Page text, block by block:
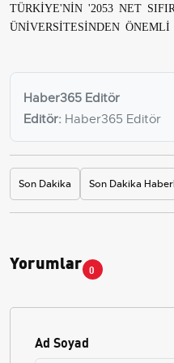
TÜRKİYE'NİN '2053 NET
ÜNİVERSİTESİNDEN
Haber365 Editör
Editör: Haber365 Editör
Son Dakika Son Dakika
Yorumlar 0
Ad Soyad